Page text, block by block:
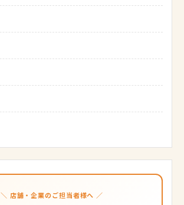
＼ 店舗・企業のご担当者様へ ／